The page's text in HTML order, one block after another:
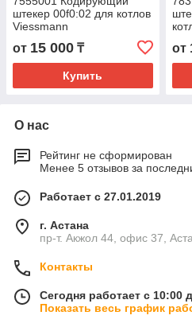
штекер 00f0:02 для котлов
Viessmann
от 15 000 ₸
Купить
от
О нас
Рейтинг не сформирован
Менее 5 отзывов за
Работает с 27.01.2019
г. Астана
пр-т. Акжол 44, офис 37,
Контакты
Сегодня работает с 10:00
Показать весь график